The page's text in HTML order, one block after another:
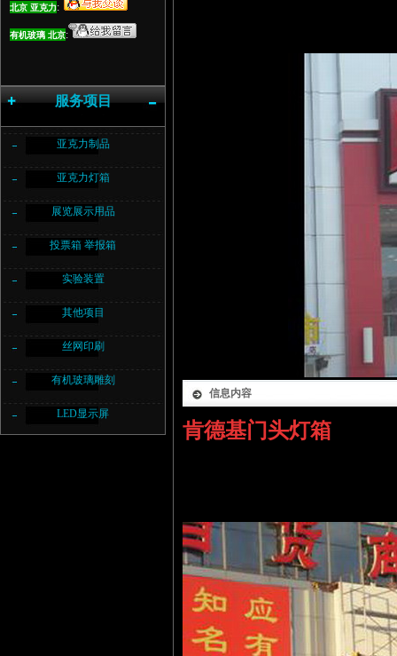
北京 亚克力:
有机玻璃 北京:
服务项目
亚克力制品
亚克力灯箱
展览展示用品
投票箱 举报箱
实验装置
其他项目
丝网印刷
有机玻璃雕刻
LED显示屏
信息内容
肯德基门头灯箱